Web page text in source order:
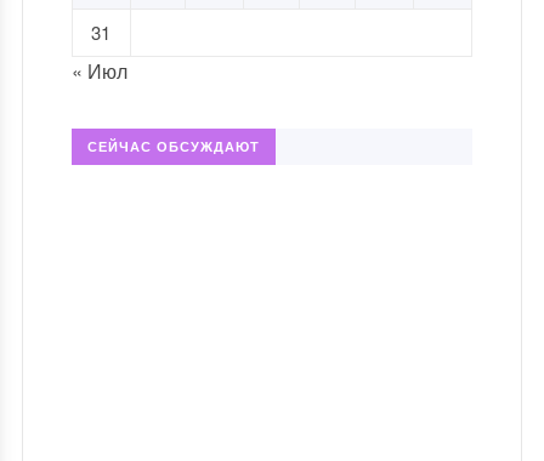
31
« Июл
СЕЙЧАС ОБСУЖДАЮТ